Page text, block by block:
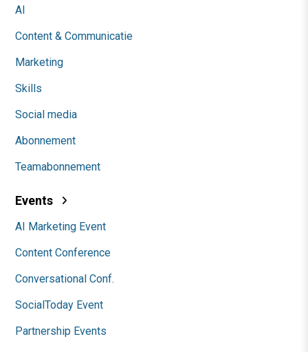
AI
Content & Communicatie
Marketing
Skills
Social media
Abonnement
Teamabonnement
Events
AI Marketing Event
Content Conference
Conversational Conf.
SocialToday Event
Partnership Events